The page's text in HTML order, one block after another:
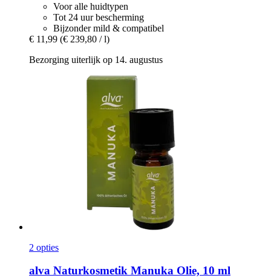
Voor alle huidtypen
Tot 24 uur bescherming
Bijzonder mild & compatibel
€ 11,99 (€ 239,80 / l)
Bezorging uiterlijk op 14. augustus
2 opties
alva Naturkosmetik Manuka Olie, 10 ml